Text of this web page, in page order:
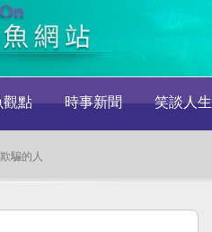
觀點 時事新聞 笑談人生
騙的人